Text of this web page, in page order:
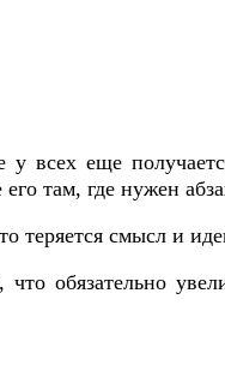
всех еще
там, где нужен
смысл и
обязательно